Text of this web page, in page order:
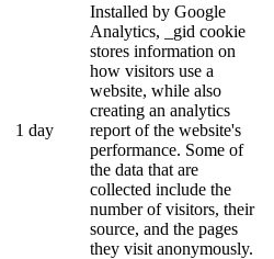
1 day
Installed by Google
Analytics, _gid cookie
stores information on
how visitors use a
website, while also
creating an analytics
report of the website's
performance. Some of
the data that are
collected include the
number of visitors, their
source, and the pages
they visit anonymously.